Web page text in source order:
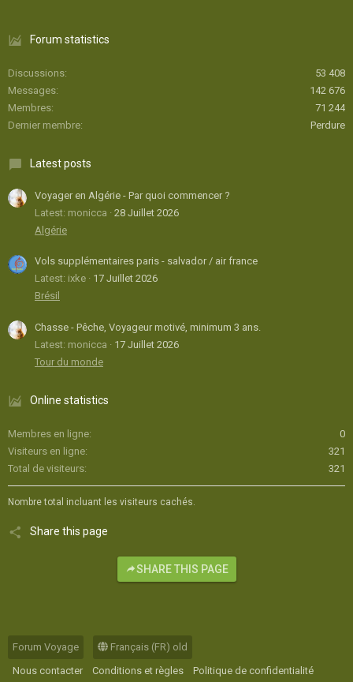
Forum statistics
Discussions
53 408
Messages
142 676
Membres
71 244
Dernier membre
Perdure
Latest posts
Voyager en Algérie - Par quoi commencer ?
Latest: monicca
28 Juillet 2026
Algérie
Vols supplémentaires paris - salvador / air france
Latest: ixke
17 Juillet 2026
Brésil
Chasse - Pêche, Voyageur motivé, minimum 3 ans.
Latest: monicca
17 Juillet 2026
Tour du monde
Online statistics
Membres en ligne
0
Visiteurs en ligne
321
Total de visiteurs
321
Nombre total incluant les visiteurs cachés.
Share this page
SHARE THIS PAGE
Forum Voyage
Français (FR) old
Nous contacter
Conditions et règles Politique de confidentialité